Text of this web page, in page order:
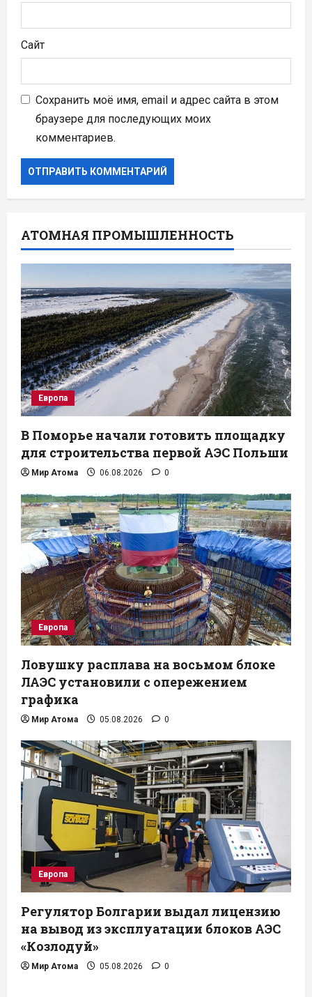
Сайт
Сохранить моё имя, email и адрес сайта в этом
браузере для последующих моих
комментариев.
АТОМНАЯ ПРОМЫШЛЕННОСТЬ
Европа
В Поморье начали готовить площадку
для строительства первой АЭС Польши
Мир Атома 06.08.2026 0
Европа
Ловушку расплава на восьмом блоке
ЛАЭС установили с опережением
графика
Мир Атома 05.08.2026 0
Европа
Регулятор Болгарии выдал лицензию
на вывод из эксплуатации блоков АЭС
«Козлодуй»
Мир Атома 05.08.2026 0